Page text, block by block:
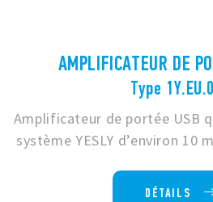
AMPLIFICATEUR DE
Type
Amplificateur de portée USB
système YESLY d’environ 10
DÉTAILS